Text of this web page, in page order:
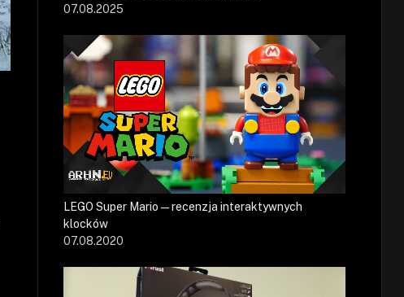
07.08.2025
LEGO Super Mario — recenzja interaktywnych
klocków
07.08.2020